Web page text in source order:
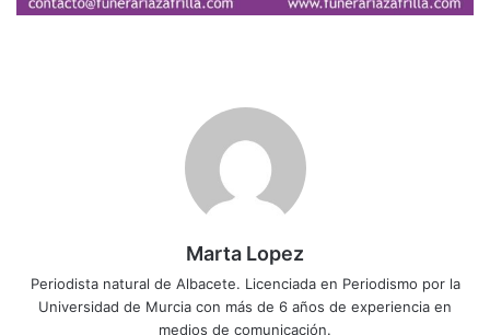
Marta Lopez
Periodista natural de Albacete. Licenciada en Periodismo por la
Universidad de Murcia con más de 6 años de experiencia en
medios de comunicación.